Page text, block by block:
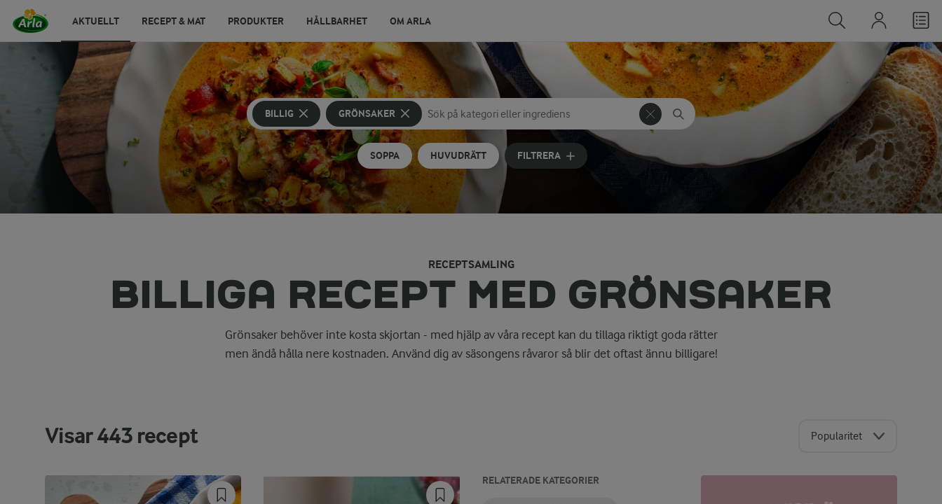
AKTUELLT RECEPT & MAT PRODUKTER HÅLLBARHET OM ARLA
BILLIG GRÖNSAKER
Sök på kategori eller ingrediens
Skriv in sökord för att få förslag
SOPPA HUVUDRÄTT FILTRERA
RECEPTSAMLING
BILLIGA RECEPT MED GRÖNSAKER
Grönsaker behöver inte kosta skjortan - med hjälp av våra recept kan du tillaga riktigt goda rätter
men ändå hålla nere kostnaden. Använd dig av säsongens råvaror så blir det oftast ännu billigare!
Visar443 recept Popularitet
RELATERADE KATEGORIER